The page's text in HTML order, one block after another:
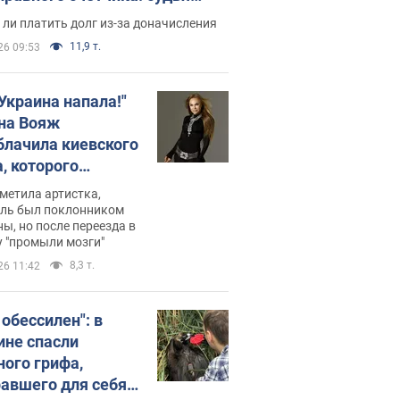
неожиданное решение
платить долг из-за доначисления
09:53 11,9 т.
напала!"
Вояж
киевского
которого
он
не знал,
хочет
украинцев
артистка,
был поклонником
но после переезда в
"промыли мозги"
11:42 8,3 т.
в
спасли
грифа,
для себя